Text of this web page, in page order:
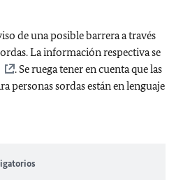
de una posible barrera a través
La información respectiva se
. Se ruega tener en cuenta que las
personas sordas están en lenguaje